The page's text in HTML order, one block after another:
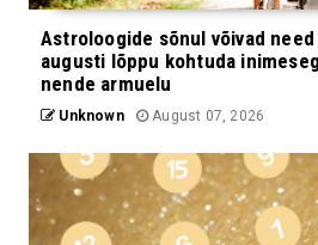
Astroloogide sõnul võivad
augusti lõppu kohtuda
nende armuelu
Unknown August 07, 2026